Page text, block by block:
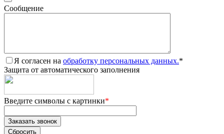
Сообщение
Я согласен на обработку персональных данных.*
Защита от автоматического заполнения
Введите символы с картинки*